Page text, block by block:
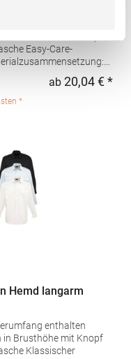
Care-
Premier Clothing
2517JK Gravenhage
ab 20,04 € *
*
Hemd langarm
enthalten